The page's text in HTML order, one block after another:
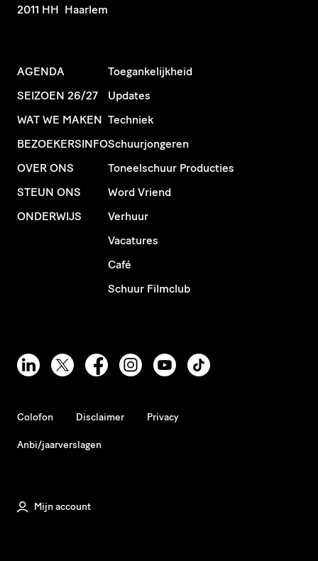
2011 HH Haarlem
AGENDA
SEIZOEN 26/27
WAT WE MAKEN
BEZOEKERSINFO
OVER ONS
STEUN ONS
ONDERWIJS
Toegankelijkheid
Updates
Techniek
Schuurjongeren
Toneelschuur Producties
Word Vriend
Verhuur
Vacatures
Café
Schuur Filmclub
Colofon Disclaimer Privacy
Anbi/jaarverslagen
Mijn account